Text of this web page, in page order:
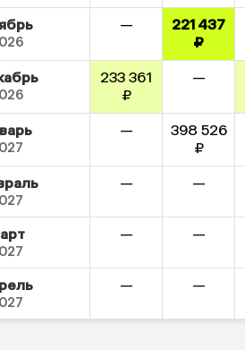
—
221 437
₽
233 361
₽
—
—
398 526
₽
— —
— —
— —